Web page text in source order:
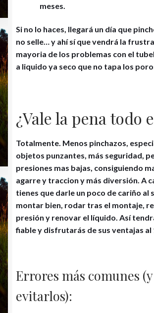
meses
Si no lo haces, llegará un día que
no selle… y ahí sí que vendrá la
mayoria de los problemas con el
a liquido ya seco que no tapa los
¿Vale la pena todo
Totalmente. Menos pinchazos,
objetos punzantes, más seguridad,
presiones mas bajas, consiguiendo
agarre y traccion y más diversión. A
tienes que darle un poco de cariño al
montar bien, rodar tras el montaje,
presión y renovar el líquido. Así
fiable y disfrutarás de sus ventajas al
Errores más comunes
evitarlos):